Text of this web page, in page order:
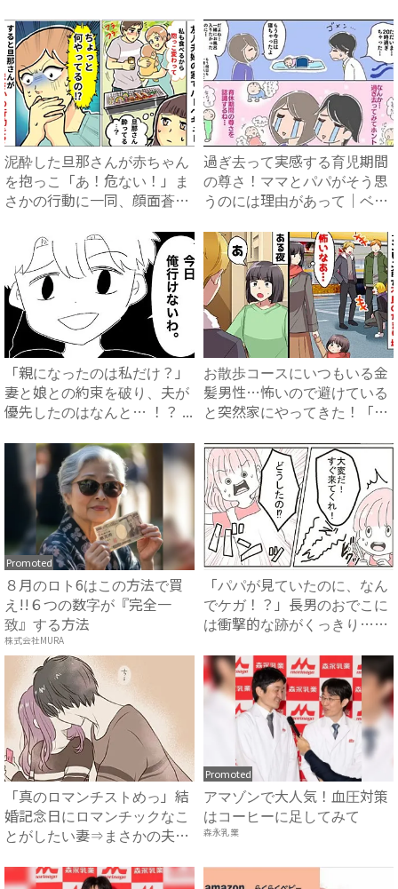
泥酔した旦那さんが赤ちゃん
を抱っこ「あ！危ない！」ま
さかの行動に一同、顔面蒼
過ぎ去って実感する育児期間
の尊さ！ママとパパがそう思
うのには理由があって｜ベビ
「親になったのは私だけ？」
妻と娘との約束を破り、夫が
優先したのはなんと… ！？ ...
お散歩コースにいつもいる金
髪男性…怖いので避けている
と突然家にやってきた！「私
Promoted
８月のロト6はこの方法で買
え!!６つの数字が『完全一
致』する方法
株式会社MURA
「パパが見ていたのに、なん
でケガ！？」長男のおでこに
は衝撃的な跡がくっきり…！
「真のロマンチストめっ」結
婚記念日にロマンチックなこ
とがしたい妻⇒まさかの夫か
Promoted
アマゾンで大人気！血圧対策
はコーヒーに足してみて
森永乳業